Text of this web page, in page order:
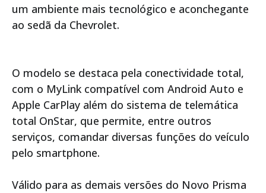
um ambiente mais tecnológico e aconchegante
ao sedã da Chevrolet.
O modelo se destaca pela conectividade total,
com o MyLink compatível com Android Auto e
Apple CarPlay além do sistema de telemática
total OnStar, que permite, entre outros
serviços, comandar diversas funções do veículo
pelo smartphone.
Válido para as demais versões do Novo Prisma